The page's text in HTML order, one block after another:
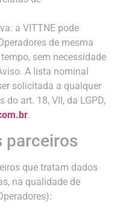
a VITTNE pode
de mesma
sem necessidade
A lista nominal
solicitada a qualquer
art. 18, VII, da LGPD,
.
parceiros
que tratam dados
na qualidade de